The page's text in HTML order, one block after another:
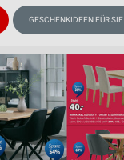
GESCHENKIDEEN FÜR SIE